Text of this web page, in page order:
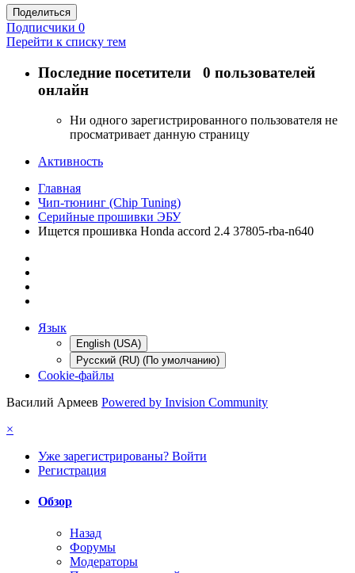
Поделиться
Подписчики 0
Перейти к списку тем
Последние посетители 0 пользователей
онлайн
Ни одного зарегистрированного пользователя не
просматривает данную страницу
Активность
Главная
Чип-тюнинг (Chip Tuning)
Серийные прошивки ЭБУ
Ищется прошивка Honda accord 2.4 37805-rba-n640
Язык
English (USA)
Русский (RU) (По умолчанию)
Cookie-файлы
Василий Армеев Powered by Invision Community
×
Уже зарегистрированы? Войти
Регистрация
Обзор
Назад
Форумы
Модераторы